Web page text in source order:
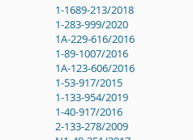
1-1689-213/2018
1-283-999/2020
1A-229-616/2016
1-89-1007/2016
1A-123-606/2016
1-53-917/2015
1-133-954/2019
1-40-917/2016
2-133-278/2009